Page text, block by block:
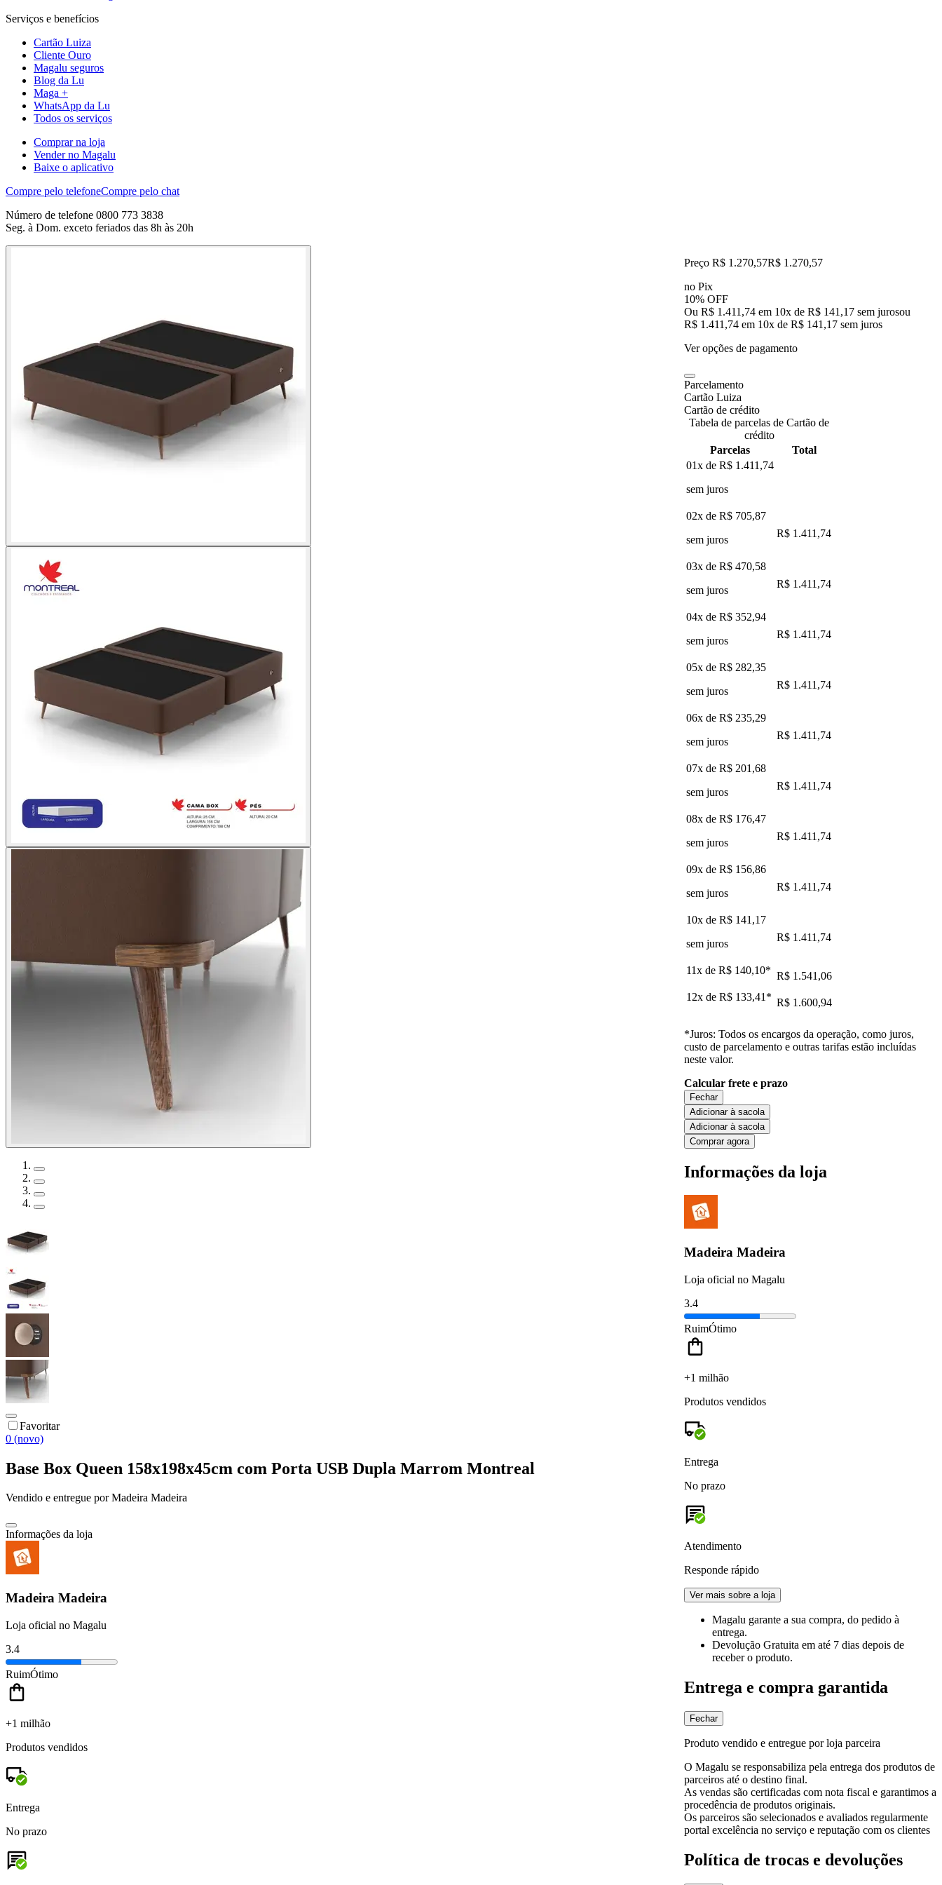
Serviços e benefícios
Cartão Luiza
Cliente Ouro
Magalu seguros
Blog da Lu
Maga +
WhatsApp da Lu
Todos os serviços
Comprar na loja
Vender no Magalu
Baixe o aplicativo
Compre pelo telefoneCompre pelo chat
Número de telefone 0800 773 3838
Seg. à Dom. exceto feriados das 8h às 20h
Favoritar
0 (novo)
Base Box Queen 158x198x45cm com Porta USB Dupla Marrom Montreal
Vendido e entregue por Madeira Madeira
Informações da loja
Madeira Madeira
Loja oficial no Magalu
3.4
RuimÓtimo
+1 milhão
Produtos vendidos
Entrega
No prazo
Preço R$ 1.270,57R$ 1.270,57
no Pix
10% OFF
Ou R$ 1.411,74 em 10x de R$ 141,17 sem jurosou
R$ 1.411,74 em 10x de R$ 141,17 sem juros
Ver opções de pagamento
Parcelamento
Cartão Luiza
Cartão de crédito
Tabela de parcelas de Cartão de
crédito
Parcelas
Total
01x de R$ 1.411,74
sem juros
02x de R$ 705,87
sem juros
R$ 1.411,74
03x de R$ 470,58
sem juros
R$ 1.411,74
04x de R$ 352,94
sem juros
R$ 1.411,74
05x de R$ 282,35
sem juros
R$ 1.411,74
06x de R$ 235,29
sem juros
R$ 1.411,74
07x de R$ 201,68
sem juros
R$ 1.411,74
08x de R$ 176,47
sem juros
R$ 1.411,74
09x de R$ 156,86
sem juros
R$ 1.411,74
10x de R$ 141,17
sem juros
R$ 1.411,74
11x de R$ 140,10* R$ 1.541,06
12x de R$ 133,41 * R$ 1.600,94
*Juros: Todos os encargos da operação, como juros,
custo de parcelamento e outras tarifas estão incluídas
neste valor.
Calcular frete e prazo
Fechar
Adicionar à sacola
Adicionar à sacola
Comprar agora
Informações da loja
Madeira Madeira
Loja oficial no Magalu
3.4
RuimÓtimo
+1 milhão
Produtos vendidos
Entrega
No prazo
Atendimento
Responde rápido
Ver mais sobre a loja
Magalu garante a sua compra, do pedido à
entrega.
Devolução Gratuita em até 7 dias depois de
receber o produto.
Entrega e compra garantida
Fechar
Produto vendido e entregue por loja parceira
O Magalu se responsabiliza pela entrega dos produtos de
parceiros até o destino final.
As vendas são certificadas com nota fiscal e garantimos a
procedência de produtos originais.
Os parceiros são selecionados e avaliados regularmente
portal excelência no serviço e reputação com os clientes
Política de trocas e devoluções